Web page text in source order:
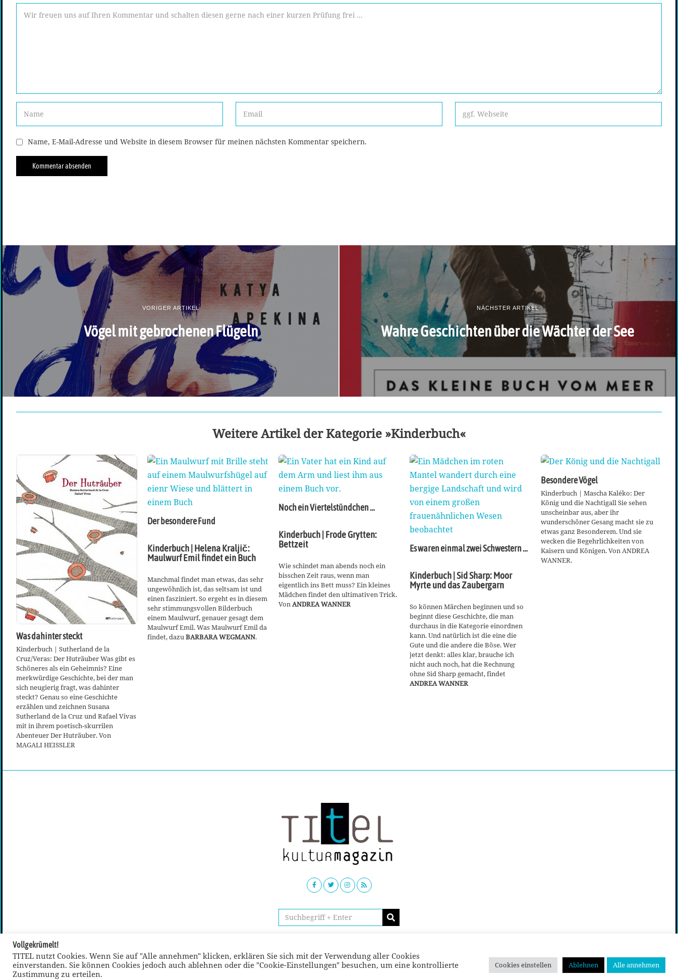
Name, E-Mail-Adresse und Website in diesem Browser für meinen nächsten Kommentar speichern.
VORIGER ARTIKEL
Vögel mit gebrochenen Flügeln
NÄCHSTER ARTIKEL
Wahre Geschichten über die Wächter der See
Weitere Artikel der Kategorie »Kinderbuch«
Was dahinter steckt
Kinderbuch | Sutherland de la
Cruz/Veras: Der Huträuber Was gibt es
Schöneres als ein Geheimnis? Eine
merkwürdige Geschichte, bei der man
sich neugierig fragt, was dahinter
steckt? Genau so eine Geschichte
erzählen und zeichnen Susana
Sutherland de la Cruz und Rafael Vivas
mit in ihrem poetisch-skurrilen
Abenteuer Der Huträuber. Von
MAGALI HEISSLER
Der besondere Fund
Kinderbuch | Helena Kraljič:
Maulwurf Emil findet ein Buch
Manchmal findet man etwas, das sehr
ungewöhnlich ist, das seltsam ist und
einen fasziniert. So ergeht es in diesem
sehr stimmungsvollen Bilderbuch
einem Maulwurf, genauer gesagt dem
Maulwurf Emil. Was Maulwurf Emil da
findet, dazuBARBARA WEGMANN.
Noch ein Viertelstündchen …
Kinderbuch | Frode Grytten:
Bettzeit
Wie schindet man abends noch ein
bisschen Zeit raus, wenn man
eigentlich ins Bett muss? Ein kleines
Mädchen findet den ultimativen Trick.
VonANDREA WANNER
Es waren einmal zwei Schwestern …
Kinderbuch | Sid Sharp: Moor
Myrte und das Zaubergarn
So können Märchen beginnen und so
beginnt diese Geschichte, die man
durchaus in die Kategorie einordnen
kann. Und natürlich ist die eine die
Gute und die andere die Böse. Wer
jetzt denkt: alles klar, brauche ich
nicht auch noch, hat die Rechnung
ohne Sid Sharp gemacht, findet
ANDREA WANNER
Besondere Vögel
Kinderbuch | Mascha Kaléko: Der
König und die Nachtigall Sie sehen
unscheinbar aus, aber ihr
wunderschöner Gesang macht sie zu
etwas ganz Besonderem. Und sie
wecken die Begehrlichkeiten von
Kaisern und Königen. Von ANDREA
WANNER.
Vollgekrümelt!
TITEL nutzt Cookies. Wenn Sie auf "Alle annehmen" klicken, erklären Sie sich mit der Verwendung aller Cookies
einverstanden. Sie können Cookies jedoch auch ablehnen oder die "Cookie-Einstellungen" besuchen, um eine kontrollierte
Zustimmung zu erteilen.
Cookies einstellen Ablehnen Alle annehmen